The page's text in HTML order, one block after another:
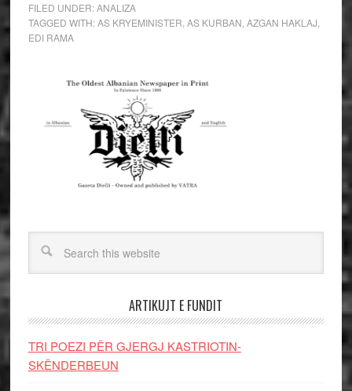
FILED UNDER:ANALIZA
TAGGED WITH:AS KRYEMINISTER AS KURBAN AZGAN HAKLAJ
EDI RAMA
ARTIKUJT E FUNDIT
TRI POEZI PËR GJERGJ KASTRIOTIN-
SKËNDERBEUN